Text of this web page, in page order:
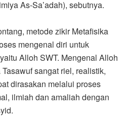
As-Sa’adah), sebutnya.
metode zikir Metafisika
mengenal diri untuk
Alloh SWT. Mengenal Alloh
sangat riel, realistik,
dirasakan melalui proses
ilmiah dan amaliah dengan